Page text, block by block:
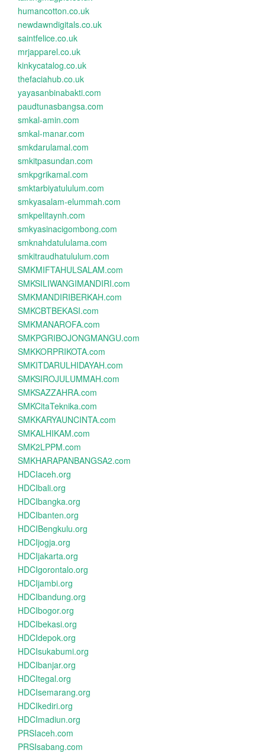
humancotton.co.uk
newdawndigitals.co.uk
saintfelice.co.uk
mrjapparel.co.uk
kinkycatalog.co.uk
thefaciahub.co.uk
yayasanbinabakti.com
paudtunasbangsa.com
smkal-amin.com
smkal-manar.com
smkdarulamal.com
smkitpasundan.com
smkpgrikamal.com
smktarbiyatululum.com
smkyasalam-elummah.com
smkpelitaynh.com
smkyasinacigombong.com
smknahdatululama.com
smkitraudhatululum.com
SMKMIFTAHULSALAM.com
SMKSILIWANGIMANDIRI.com
SMKMANDIRIBERKAH.com
SMKCBTBEKASI.com
SMKMANAROFA.com
SMKPGRIBOJONGMANGU.com
SMKKORPRIKOTA.com
SMKITDARULHIDAYAH.com
SMKSIROJULUMMAH.com
SMKSAZZAHRA.com
SMKCitaTeknika.com
SMKKARYAUNCINTA.com
SMKALHIKAM.com
SMK2LPPM.com
SMKHARAPANBANGSA2.com
HDCIaceh.org
HDCIbali.org
HDCIbangka.org
HDCIbanten.org
HDCIBengkulu.org
HDCIjogja.org
HDCIjakarta.org
HDCIgorontalo.org
HDCIjambi.org
HDCIbandung.org
HDCIbogor.org
HDCIbekasi.org
HDCIdepok.org
HDCIsukabumi.org
HDCIbanjar.org
HDCItegal.org
HDCIsemarang.org
HDCIkediri.org
HDCImadiun.org
PRSIaceh.com
PRSIsabang.com